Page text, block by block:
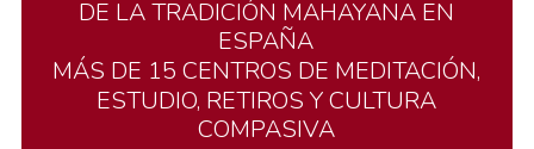
DE LATRADICIÓN MAHAYANA EN
ESPAÑA
MÁS DE 15 CENTROS DE MEDITACIÓN,
ESTUDIO, RETIROS YCULTURA
COMPASIVA